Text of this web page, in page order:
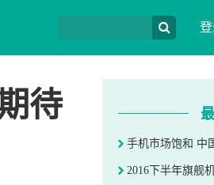
待
手机市场饱和 中
2016下半年旗舰